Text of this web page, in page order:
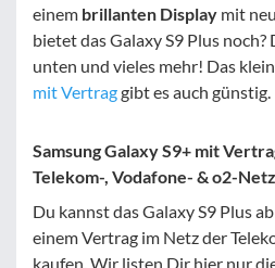
einem brillanten Display mit
bietet das Galaxy S9 Plus
unten und vieles mehr! Das
mit Vertraggibt es auch günstig.
Samsung Galaxy S9+ mit
Telekom-, Vodafone- & o2-Netz
Du kannst das Galaxy S9 Plus
einem Vertrag im Netz der
kaufen. Wir listen Dir hier nur